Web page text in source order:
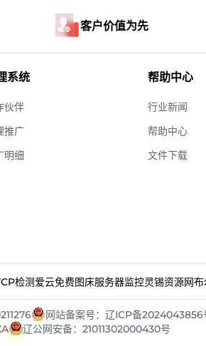
客户价值为先
系统
伙伴
推广
明细
帮助中心
行业新闻
帮助中心
文件下载
检测爱云免费图床服务器监控灵锡资源网布
网站备案号：辽ICP备2024043856
辽公网安备：21011302000430号